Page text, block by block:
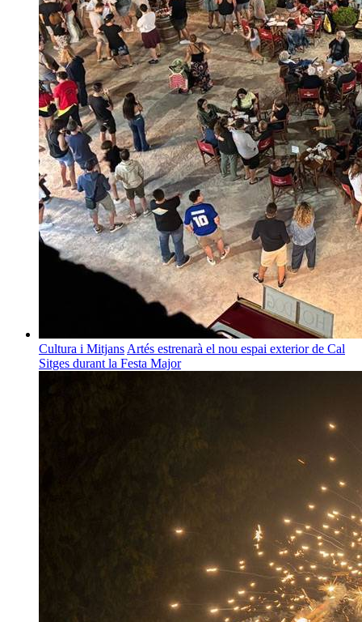
Cultura i Mitjans Artés estrenarà el nou espai exterior de Cal
Sitges durant la Festa Major